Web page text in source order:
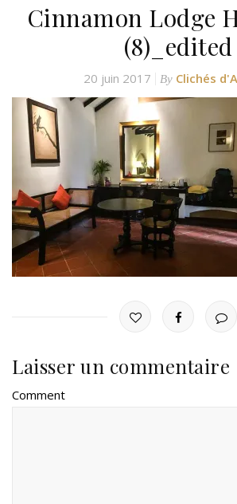
Cinnamon Lodge
(8)_edited
20 juin 2017 By Clichés
Laisser un commentaire
Comment